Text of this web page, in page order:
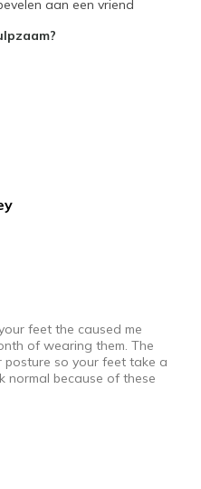
aan een vriend
feet the caused me
of wearing them. The
so your feet take a
normal because of these